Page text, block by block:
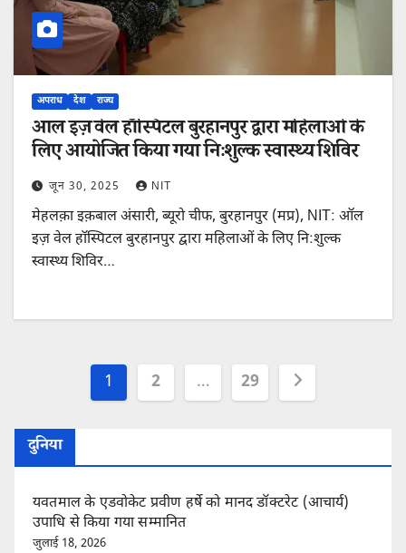
अपराध देश राज्य
आल इज़ वेल हॉस्पिटल बुरहानपुर द्वारा महिलाओं के
लिए आयोजित किया गया निःशुल्क स्वास्थ्य शिविर
जून 30, 2025 NIT
मेहलक़ा इक़बाल अंसारी, ब्यूरो चीफ, बुरहानपुर (मप्र), NIT: ऑल
इज़ वेल हॉस्पिटल बुरहानपुर द्वारा महिलाओं के लिए नि:शुल्क
स्वास्थ्य शिविर…
Posts
1 2 … 29
दुनिया
यवतमाल के एडवोकेट प्रवीण हर्षे को मानद डॉक्टरेट (आचार्य)
उपाधि से किया गया सम्मानित
जुलाई 18, 2026